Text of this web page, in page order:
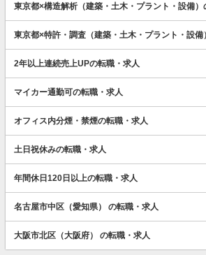
東京都×構造解析（建築・土木・プラント・設備）
東京都×特許・調査（建築・土木・プラント・設備
2年以上連続売上UPの転職・求人
マイカー通勤可の転職・求人
オフィス内分煙・禁煙の転職・求人
土日祝休みの転職・求人
年間休日120日以上の転職・求人
名古屋市中区（愛知県） の転職・求人
大阪市北区（大阪府） の転職・求人